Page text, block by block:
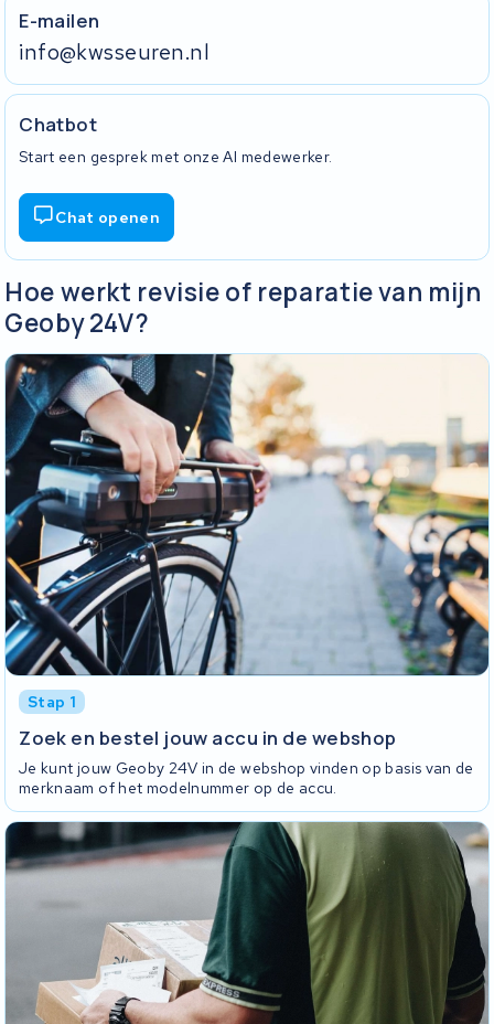
E-mailen
info@kwsseuren.nl
Chatbot
Start een gesprek met onze AI medewerker.
Chat openen
Hoe werkt revisie of reparatie van mijn
Geoby 24V?
Stap 1
Zoek en bestel jouw accu in de webshop
Je kunt jouw Geoby 24V in de webshop vinden op basis van de
merknaam of het modelnummer op de accu.